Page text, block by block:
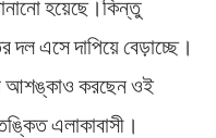
হয়েছে।কিন্তু
এসে দাপিয়ে বেড়াচ্ছে।
আশঙ্কাও করছেন ওই
এলাকাবাসী।